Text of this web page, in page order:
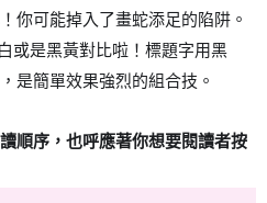
你可能掉入了畫蛇添足的陷阱。
或是黑黃對比啦！標題字用黑
是簡單效果強烈的組合技。
順序，也呼應著你想要閱讀者按